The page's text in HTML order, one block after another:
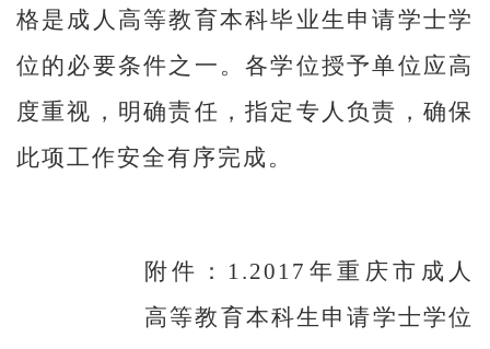
格是成人高等教育本科毕业生申请学士学
位的必要条件之一。各学位授予单位应高
度重视，明确责任，指定专人负责，确保
此项工作安全有序完成。
附件：1.2017年重庆市成人
高等教育本科生申请学士学位